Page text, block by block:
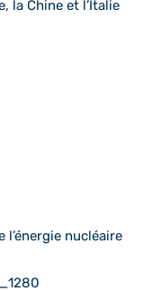
la Chine et l’Italie
l’énergie nucléaire